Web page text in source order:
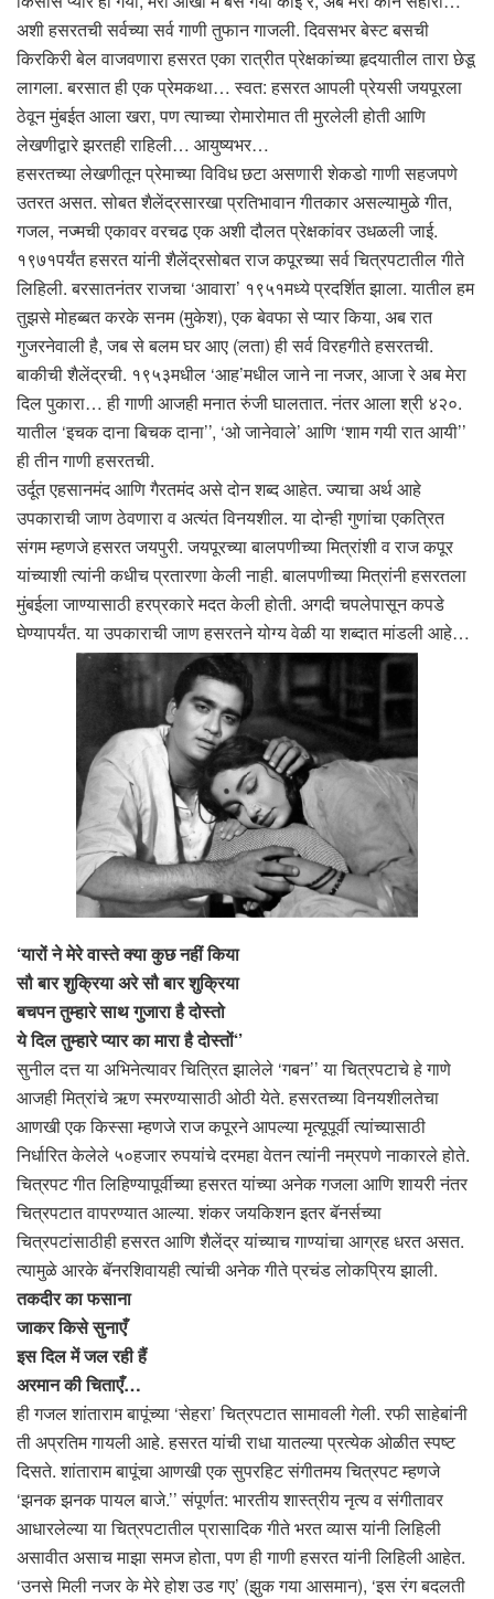
अशी हसरतची सर्वच्या सर्व गाणी तुफान गाजली. दिवसभर बेस्ट बसची
किरकिरी बेल वाजवणारा हसरत एका रात्रीत प्रेक्षकांच्या हृदयातील तारा छेडू
लागला. बरसात ही एक प्रेमकथा… स्वत: हसरत आपली प्रेयसी जयपूरला
ठेवून मुंबईत आला खरा, पण त्याच्या रोमारोमात ती मुरलेली होती आणि
लेखणीद्वारे झरतही राहिली… आयुष्यभर…
हसरतच्या लेखणीतून प्रेमाच्या विविध छटा असणारी शेकडो गाणी सहजपणे
उतरत असत. सोबत शैलेंद्रसारखा प्रतिभावान गीतकार असल्यामुळे गीत,
गजल, नज्मची एकावर वरचढ एक अशी दौलत प्रेक्षकांवर उधळली जाई.
१९७१पर्यंत हसरत यांनी शैलेंद्रसोबत राज कपूरच्या सर्व चित्रपटातील गीते
लिहिली. बरसातनंतर राजचा ‘आवारा’ १९५१मध्ये प्रदर्शित झाला. यातील हम
तुझसे मोहब्बत करके सनम (मुकेश), एक बेवफा से प्यार किया, अब रात
गुजरनेवाली है, जब से बलम घर आए (लता) ही सर्व विरहगीते हसरतची.
बाकीची शैलेंद्रची. १९५३मधील ‘आह’मधील जाने ना नजर, आजा रे अब मेरा
दिल पुकारा… ही गाणी आजही मनात रुंजी घालतात. नंतर आला श्री ४२०.
यातील ‘इचक दाना बिचक दाना’’, ‘ओ जानेवाले’ आणि ‘शाम गयी रात आयी’’
ही तीन गाणी हसरतची.
उर्दूत एहसानमंद आणि गैरतमंद असे दोन शब्द आहेत. ज्याचा अर्थ आहे
उपकाराची जाण ठेवणारा व अत्यंत विनयशील. या दोन्ही गुणांचा एकत्रित
संगम म्हणजे हसरत जयपुरी. जयपूरच्या बालपणीच्या मित्रांशी व राज कपूर
यांच्याशी त्यांनी कधीच प्रतारणा केली नाही. बालपणीच्या मित्रांनी हसरतला
मुंबईला जाण्यासाठी हरप्रकारे मदत केली होती. अगदी चपलेपासून कपडे
घेण्यापर्यंत. या उपकाराची जाण हसरतने योग्य वेळी या शब्दात मांडली आहे…
‘यारों ने मेरे वास्ते क्या कुछ नहीं किया
सौ बार शुक्रिया अरे सौ बार शुक्रिया
बचपन तुम्हारे साथ गुजारा है दोस्तो
ये दिल तुम्हारे प्यार का मारा है दोस्तों‘’
सुनील दत्त या अभिनेत्यावर चित्रित झालेले ‘गबन’’ या चित्रपटाचे हे गाणे
आजही मित्रांचे ऋण स्मरण्यासाठी ओठी येते. हसरतच्या विनयशीलतेचा
आणखी एक किस्सा म्हणजे राज कपूरने आपल्या मृत्यूपूर्वी त्यांच्यासाठी
निर्धारित केलेले ५०हजार रुपयांचे दरमहा वेतन त्यांनी नम्रपणे नाकारले होते.
चित्रपट गीत लिहिण्यापूर्वीच्या हसरत यांच्या अनेक गजला आणि शायरी नंतर
चित्रपटात वापरण्यात आल्या. शंकर जयकिशन इतर बॅनर्सच्या
चित्रपटांसाठीही हसरत आणि शैलेंद्र यांच्याच गाण्यांचा आग्रह धरत असत.
त्यामुळे आरके बॅनरशिवायही त्यांची अनेक गीते प्रचंड लोकप्रिय झाली.
तकदीर का फसाना
जाकर किसे सुनाएँ
इस दिल में जल रही हैं
अरमान की चिताएँ…
ही गजल शांताराम बापूंच्या ‘सेहरा’ चित्रपटात सामावली गेली. रफी साहेबांनी
ती अप्रतिम गायली आहे. हसरत यांची राधा यातल्या प्रत्येक ओळीत स्पष्ट
दिसते. शांताराम बापूंचा आणखी एक सुपरहिट संगीतमय चित्रपट म्हणजे
‘झनक झनक पायल बाजे.’’ संपूर्णत: भारतीय शास्त्रीय नृत्य व संगीतावर
आधारलेल्या या चित्रपटातील प्रासादिक गीते भरत व्यास यांनी लिहिली
असावीत असाच माझा समज होता, पण ही गाणी हसरत यांनी लिहिली आहेत.
‘उनसे मिली नजर के मेरे होश उड गए’ (झुक गया आसमान), ‘इस रंग बदलती